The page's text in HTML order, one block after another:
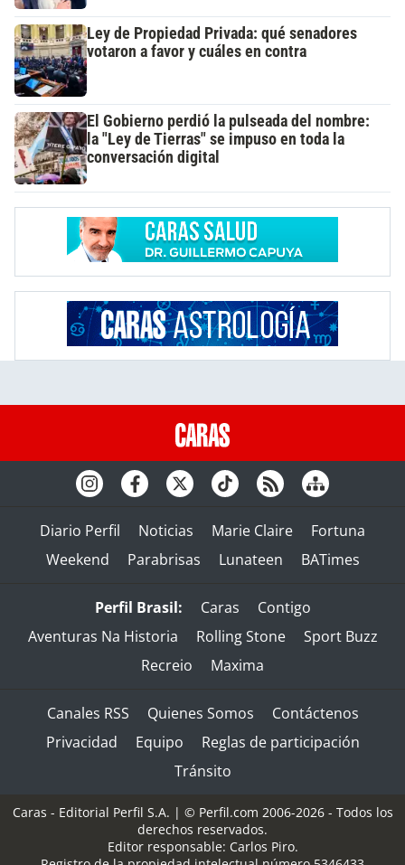
Ley de Propiedad Privada: qué senadores
votaron a favor y cuáles en contra
El Gobierno perdió la pulseada del nombre:
la "Ley de Tierras" se impuso en toda la
conversación digital
Diario Perfil Noticias Marie Claire
Fortuna
Weekend
Parabrisas Lunateen BATimes
Perfil Brasil: Caras
Contigo
Aventuras Na Historia
Rolling Stone
Sport Buzz
Recreio
Maxima
Canales RSS Quienes Somos
Contáctenos
Privacidad
Equipo
Reglas de participación
Tránsito
Caras - Editorial Perfil S.A. | © Perfil.com 2006-2026 - Todos los
derechos reservados.
Editor responsable: Carlos Piro.